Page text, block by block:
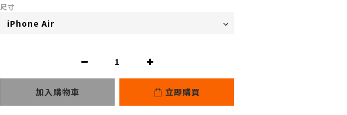
尺寸
加入購物車 立即購買